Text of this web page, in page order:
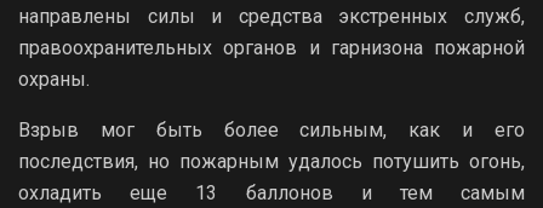
направлены силы и средства экстренных служб,
правоохранительных органов и гарнизона пожарной
охраны.
Взрыв мог быть более сильным, как и его
последствия, но пожарным удалось потушить огонь,
охладить еще 13 баллонов и тем самым